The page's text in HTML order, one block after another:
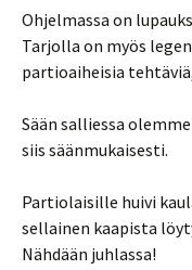
Ohjelmassa on
Tarjolla on myös
partioaiheisia
Sään salliessa
siis säänmukaisesti.
Partiolaisille huivi
sellainen kaapista
Nähdään juhlassa!